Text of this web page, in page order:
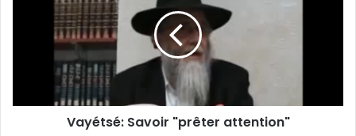
Vayétsé: Savoir "prêter attention"